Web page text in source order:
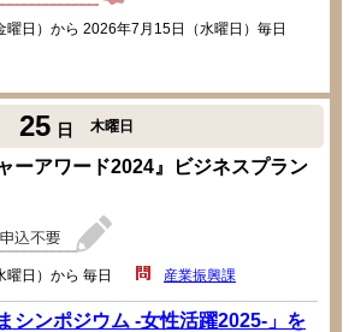
日）から 2026年7月15日（水曜日）毎日
25 日 木曜日
ーアワード2024』ビジネスプラン
日）から 毎日 産業振興課
シンポジウム -女性活躍2025-」を